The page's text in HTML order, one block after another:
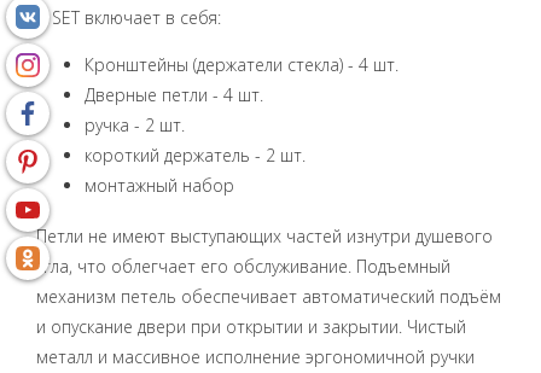
B SET включает в себя:
Кронштейны (держатели стекла) - 4 шт.
Дверные петли - 4 шт.
ручка - 2 шт.
короткий держатель - 2 шт.
монтажный набор
Петли не имеют выступающих частей изнутри душевого
угла, что облегчает его обслуживание. Подъемный
механизм петель обеспечивает автоматический подъём
и опускание двери при открытии и закрытии. Чистый
металл и массивное исполнение эргономичной ручки